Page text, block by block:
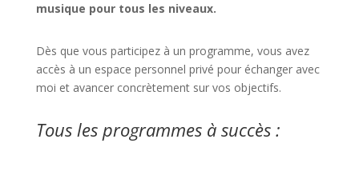
musique pour tous les niveaux.
Dès que vous participez à un programme, vous avez
accès à un espace personnel privé pour échanger avec
moi et avancer concrètement sur vos objectifs.
Tous les programmes à succès :